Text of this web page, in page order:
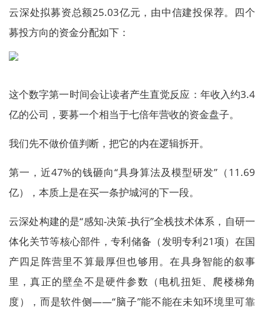
云深处拟募资总额25.03亿元，由中信建投保荐。四个
募投方向的资金分配如下：
这个数字第一时间会让读者产生直觉反应：年收入约3.4
亿的公司，要募一个相当于七倍年营收的资金盘子。
我们先不做价值判断，把它的内在逻辑拆开。
第一，近47%的钱砸向“具身算法及模型研发”（11.69
亿），本质上是在买一条护城河的下一段。
云深处构建的是“感知-决策-执行”全栈技术体系，自研一
体化关节等核心部件，专利储备（发明专利21项）在国
产四足阵营里不算最厚但也够用。在具身智能的叙事
里，真正的壁垒不是硬件参数（电机扭矩、爬楼梯角
度），而是软件侧——“脑子”能不能在未知环境里可靠